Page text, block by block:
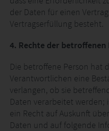
der Daten für einen
Vertragserfüllung besteht.
4. Rechte der betroffenen
Die betroffene Person hat
Verantwortlichen eine
verlangen, ob sie
Daten verarbeitet werden;
ein Recht auf Auskunft
Daten und auf folgende